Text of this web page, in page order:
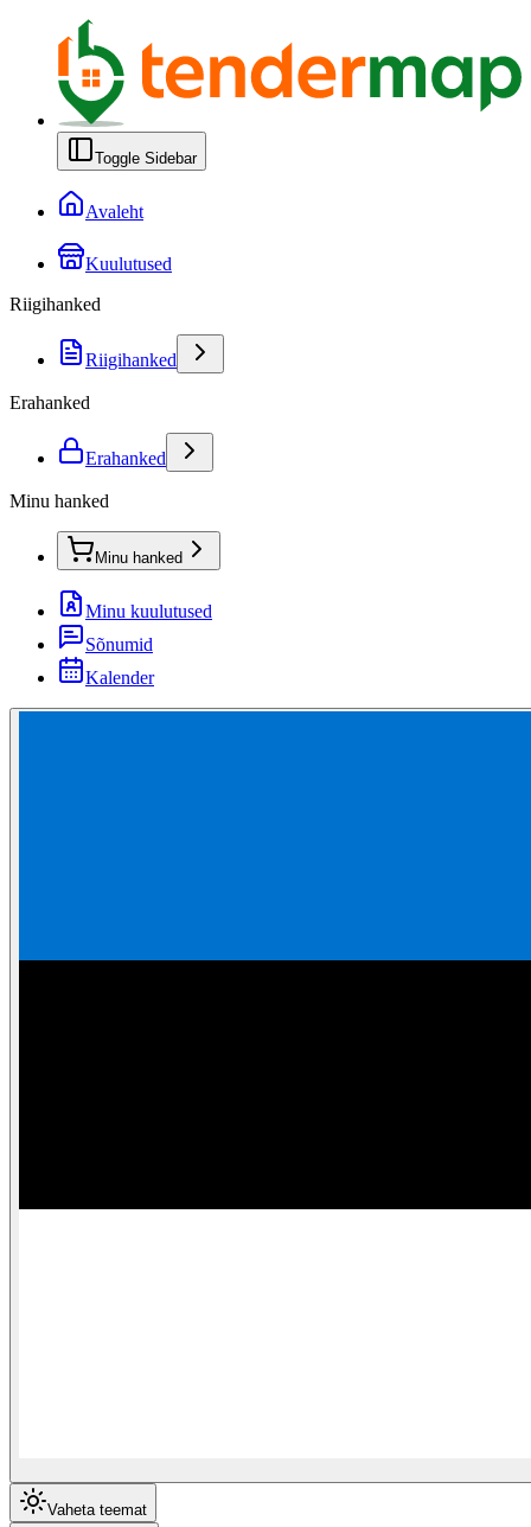
Toggle Sidebar
Avaleht
Kuulutused
Riigihanked
Riigihanked
Erahanked
Erahanked
Minu hanked
Minu hanked
Minu kuulutused
Sõnumid
Kalender
Vaheta teemat